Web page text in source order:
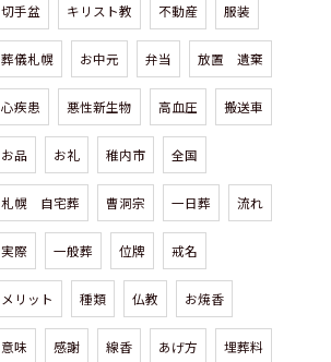
切手盆 キリスト教 不動産 服装
葬儀札幌 お中元 弁当 放置 遺棄
心疾患 悪性新生物 高血圧 搬送車
お品 お礼 稚内市 全国
札幌 自宅葬 曹洞宗 一日葬 流れ
実際 一般葬 位牌 戒名
メリット 種類 仏教 お焼香
意味 感謝 線香 あげ方 埋葬料